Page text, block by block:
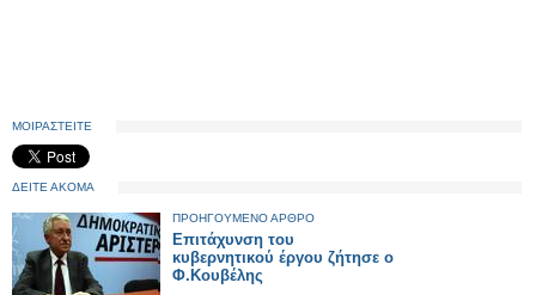
ΜΟΙΡΑΣΤΕΙΤΕ
ΔΕΙΤΕ ΑΚΟΜΑ
ΠΡΟΗΓΟΥΜΕΝΟ ΑΡΘΡΟ
Επιτάχυνση του
κυβερνητικού έργου ζήτησε ο
Φ.Κουβέλης